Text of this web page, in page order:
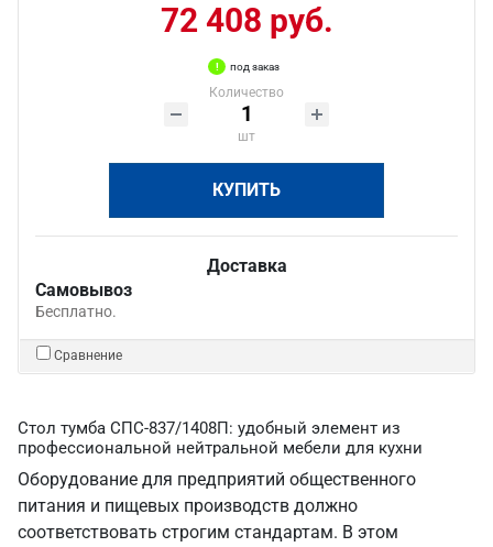
72 408 руб.
под заказ
Количество
шт
КУПИТЬ
Доставка
Самовывоз
Бесплатно.
Сравнение
Стол тумба СПС-837/1408П: удобный элемент из
профессиональной нейтральной мебели для кухни
Оборудование для предприятий общественного
питания и пищевых производств должно
соответствовать строгим стандартам. В этом